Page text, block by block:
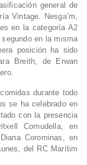
general de
Vintage. Nesga’m,
en la categoría A2
en la misma
posición ha sido
Breith, de Erwan
durante todo
se ha celebrado en
con la presencia
Cornudella, en
Corominas, en
del RC Marítim